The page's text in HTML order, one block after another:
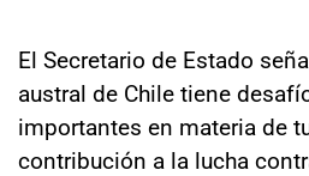
El Secretario de Estado
austral de Chile tiene
importantes en materia de
contribución a la lucha